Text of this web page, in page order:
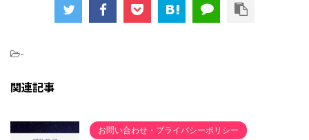
-
関連記事
お問い合わせ・プライバシーポリシー